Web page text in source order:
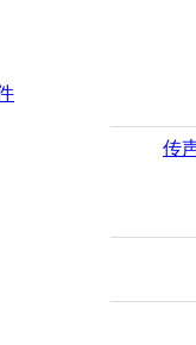
传